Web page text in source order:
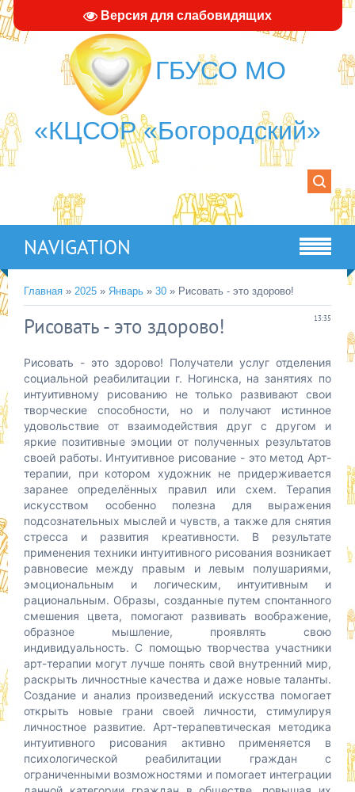
Версия для слабовидящих
ГБУСО МО
«КЦСОР «Богородский»
NAVIGATION
Главная » 2025 » Январь » 30 » Рисовать - это здорово!
13:35
Рисовать - это здорово!
Рисовать - это здорово! Получатели услуг отделения
социальной реабилитации г. Ногинска, на занятиях по
интуитивному рисованию не только развивают свои
творческие способности, но и получают истинное
удовольствие от взаимодействия друг с другом и
яркие позитивные эмоции от полученных результатов
своей работы. Интуитивное рисование - это метод Арт-
терапии, при котором художник не придерживается
заранее определённых правил или схем. Терапия
искусством особенно полезна для выражения
подсознательных мыслей и чувств, а также для снятия
стресса и развития креативности. В результате
применения техники интуитивного рисования возникает
равновесие между правым и левым полушариями,
эмоциональным и логическим, интуитивным и
рациональным. Образы, созданные путем спонтанного
смешения цвета, помогают развивать воображение,
образное мышление, проявлять свою
индивидуальность. С помощью творчества участники
арт-терапии могут лучше понять свой внутренний мир,
раскрыть личностные качества и даже новые таланты.
Создание и анализ произведений искусства помогает
открыть новые грани своей личности, стимулируя
личностное развитие. Арт-терапевтическая методика
интуитивного рисования активно применяется в
психологической реабилитации граждан с
ограниченными возможностями и помогает интеграции